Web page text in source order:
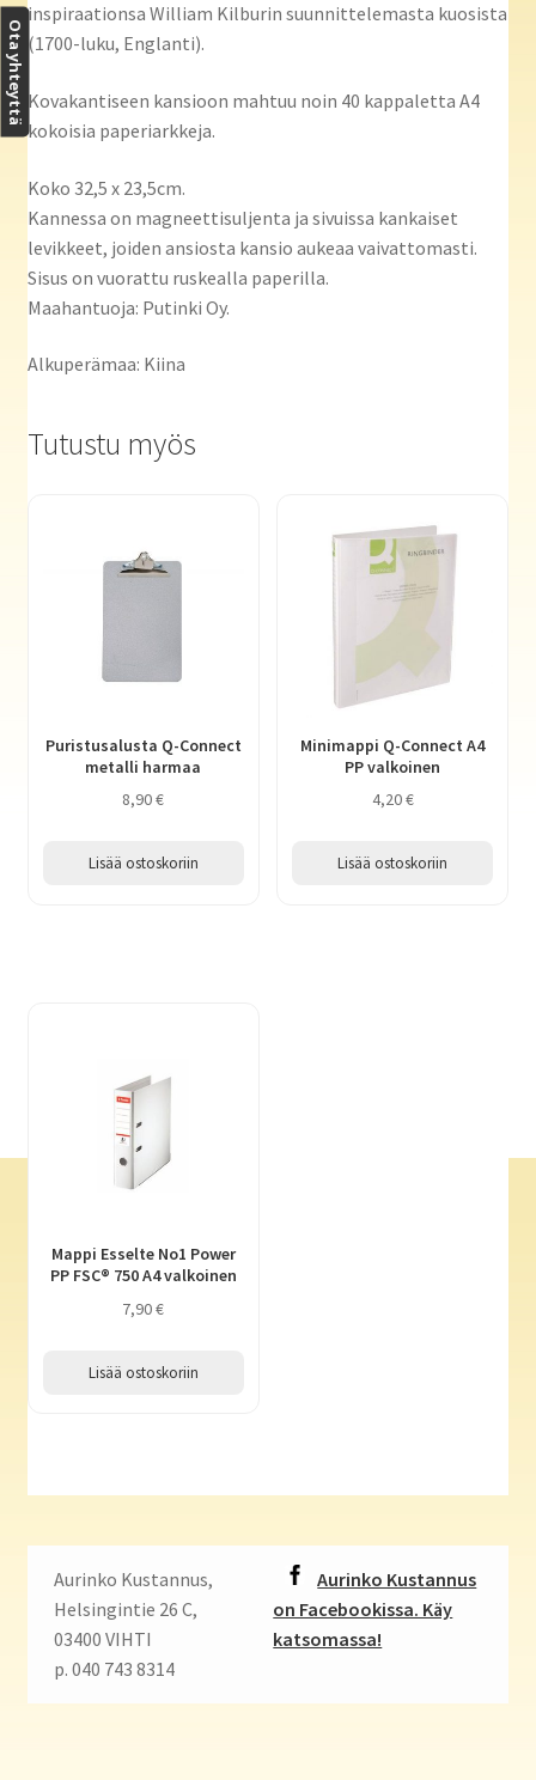
inspiraationsa William Kilburin suunnittelemasta kuosista
(1700-luku, Englanti).
Kovakantiseen kansioon mahtuu noin 40 kappaletta A4
kokoisia paperiarkkeja.
Koko 32,5 x 23,5cm.
Kannessa on magneettisuljenta ja sivuissa kankaiset
levikkeet, joiden ansiosta kansio aukeaa vaivattomasti.
Sisus on vuorattu ruskealla paperilla.
Maahantuoja: Putinki Oy.
Alkuperämaa: Kiina
Tutustu myös
Puristusalusta Q-Connect
metalli harmaa
8,90€
Lisää ostoskoriin
Minimappi Q-Connect A4
PP valkoinen
4,20€
Lisää ostoskoriin
Mappi Esselte No1 Power
PP FSC® 750 A4 valkoinen
7,90€
Lisää ostoskoriin
Aurinko Kustannus,
Helsingintie 26 C,
03400 VIHTI
p. 040 743 8314
Aurinko Kustannus
on Facebookissa. Käy
katsomassa!
Ota yhteyttä